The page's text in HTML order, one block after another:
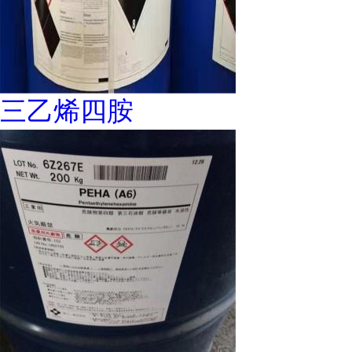
三乙烯四胺